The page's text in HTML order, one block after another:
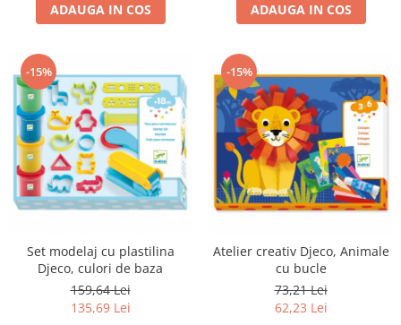
ADAUGA IN COS ADAUGA IN COS
-15%
Set modelaj cu plastilina
Djeco, culori de baza
159,64 Lei
135,69 Lei
-15%
Atelier creativ Djeco, Animale
cu bucle
73,21 Lei
62,23 Lei